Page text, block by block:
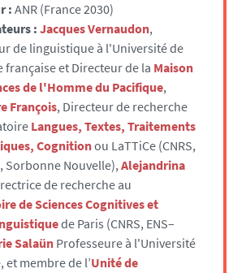
: ANR (France 2030)
: Jacques Vernaudon,
de linguistique à l'Université de
française et Directeur de la Maison
de l'Homme du Pacifique,
François, Directeur de recherche
Langues, Textes, Traitements
Cognitionou LaTTiCe (CNRS,
Sorbonne Nouvelle),Alejandrina
de recherche au
de Sciences Cognitives et
de Paris (CNRS, ENS–
Salaün Professeure à l'Université
et membre de l’Unité de